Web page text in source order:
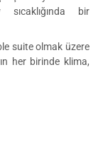
bir
suite olmak üzere
her birinde klima,
aile odalarıyla
sunuyor.
olarak sunuluyor.